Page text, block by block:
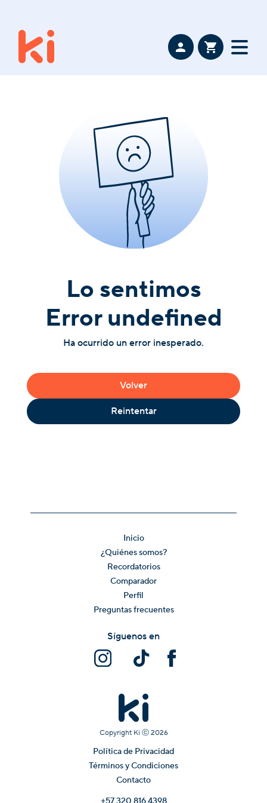
Lo sentimos
Error undefined
Ha ocurrido un error inesperado.
Volver
Reintentar
Inicio
¿Quiénes somos?
Recordatorios
Comparador
Perfil
Preguntas frecuentes
Copyright Ki ⓒ 2026
Política de Privacidad
Términos y Condiciones
Contacto
Síguenos en